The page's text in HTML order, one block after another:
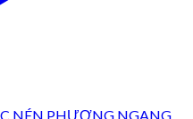
NÉN PHƯƠNG NGANG